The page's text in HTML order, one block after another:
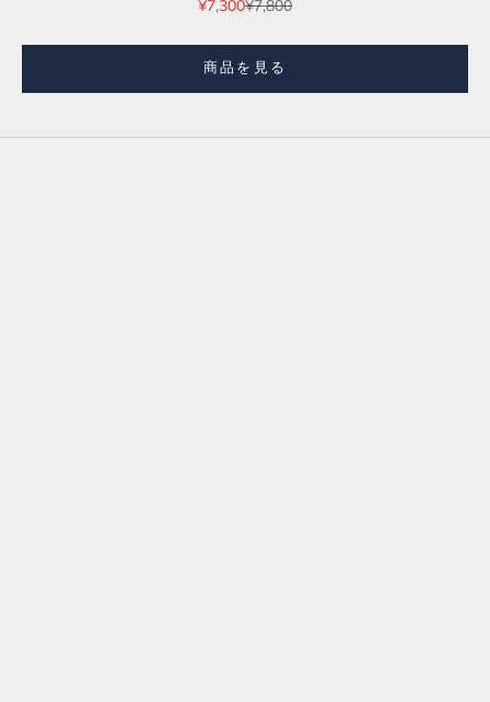
セール価格
¥7,300通常価格
¥7,800
商品を見る